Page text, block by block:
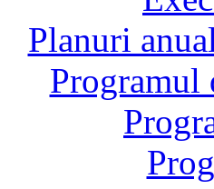
Planuri